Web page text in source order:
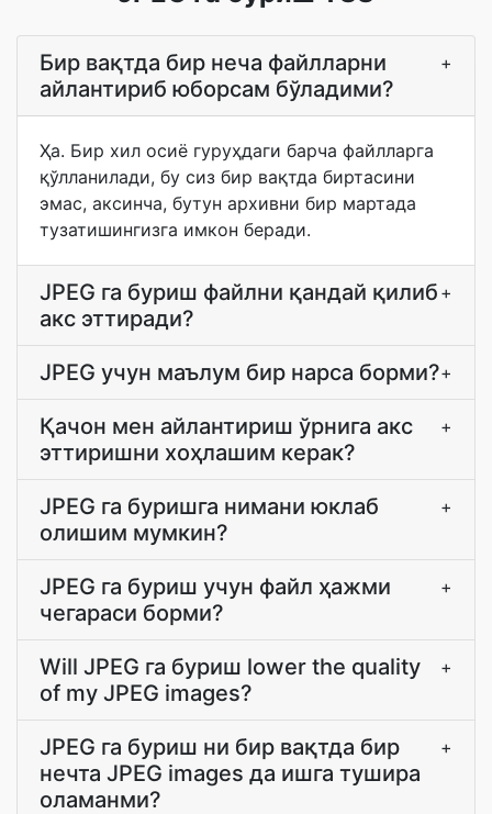
Бир вақтда бир неча файлларни
айлантириб юборсам бўладими?
+
Ҳа. Бир хил осиё гуруҳдаги барча файлларга
қўлланилади, бу сиз бир вақтда биртасини
эмас, аксинча, бутун архивни бир мартада
тузатишингизга имкон беради.
JPEG га буриш файлни қандай қилиб
акс эттиради?
+
JPEG учун маълум бир нарса борми?+
Қачон мен айлантириш ўрнига акс
эттиришни хоҳлашим керак?
+
JPEG га буришга нимани юклаб
олишим мумкин?
+
JPEG га буриш учун файл ҳажми
чегараси борми?
+
Will JPEG га буриш lower the quality
of my JPEG images?
+
JPEG га буриш ни бир вақтда бир
нечта JPEG images да ишга тушира
оламанми?
+